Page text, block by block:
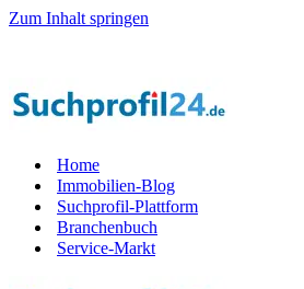
Zum Inhalt springen
Home
Immobilien-Blog
Suchprofil-Plattform
Branchenbuch
Service-Markt